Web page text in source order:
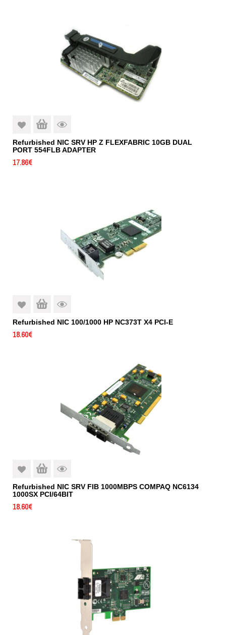
Refurbished NIC SRV HP Z FLEXFABRIC 10GB DUAL
PORT 554FLB ADAPTER
17.86€
Refurbished NIC 100/1000 HP NC373T X4 PCI-E
18.60€
Refurbished NIC SRV FIB 1000MBPS COMPAQ NC6134
1000SX PCI/64BIT
18.60€